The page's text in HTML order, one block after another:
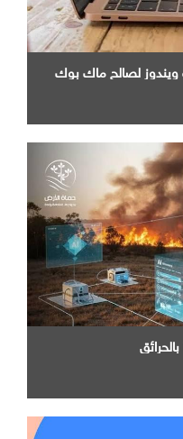
ويندوز لصالح ماك بوك